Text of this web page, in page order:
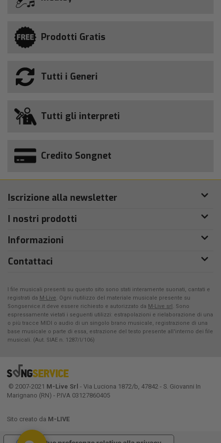
Prodotti Gratis
Tutti i Generi
Tutti gli interpreti
Credito Songnet
Iscrizione alla newsletter
I nostri prodotti
Informazioni
Contattaci
I file musicali presenti su questo sito sono stati interamente suonati, cantati e
registrati da M-Live. Ogni riutilizzo del materiale musicale presente su
Songservice.it deve essere richiesto e autorizzato da M-Live srl. Sono
espressamente vietati i seguenti utilizzi: estrapolazioni e rielaborazione di una
o più tracce MIDI o audio di un singolo brano musicale, registrazione di una
base musicale o parte di essa, estrazione del testo presente all'interno dei file
musicali. (Aut. SIAE n. 1287/I/106)
© 2007-2021 M-Live Srl - Via Luciona 1872/b, 47842 - S. Giovanni In
Marignano (RN) - P.IVA 03127860405
Sito creato da M-LIVE